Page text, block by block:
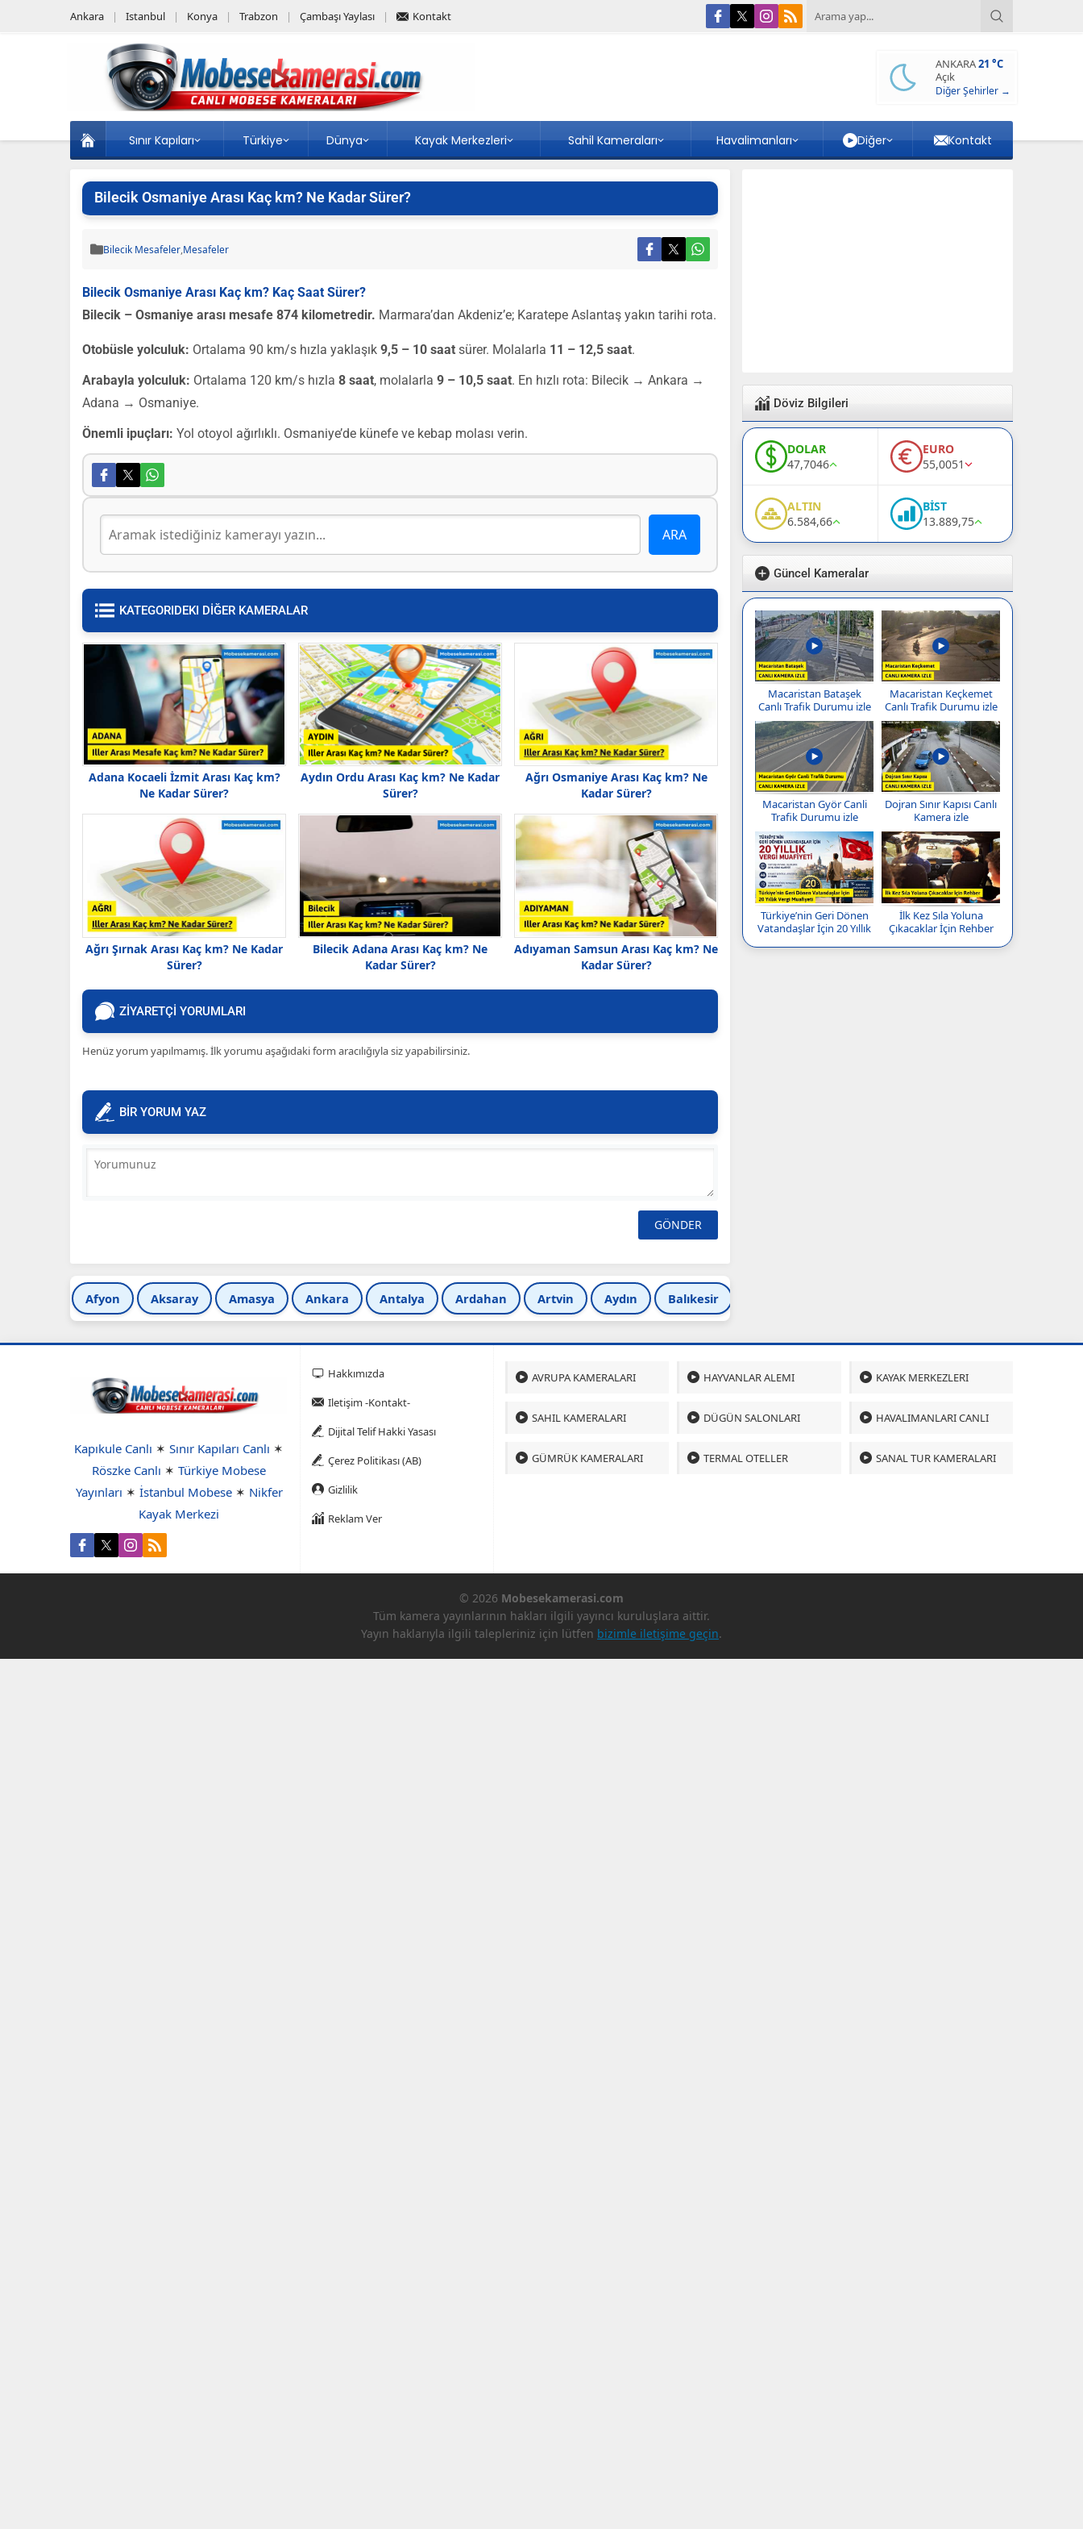
Ankara Istanbul Konya Trabzon Çambaşı Yaylası Kontakt
ANKARA21 °C
Açık
Diğer Şehirler →
Sınır Kapıları Türkiye Dünya Kayak Merkezleri Sahil Kameraları Havalimanları Diğer Kontakt
Bilecik Osmaniye Arası Kaç km? Ne Kadar Sürer?
Bilecik Mesafeler,Mesafeler
Bilecik Osmaniye Arası Kaç km? Kaç Saat Sürer?
Bilecik – Osmaniye arası mesafe 874 kilometredir. Marmara’dan Akdeniz’e; Karatepe Aslantaş yakın tarihi rota.
Otobüsle yolculuk: Ortalama 90 km/s hızla yaklaşık 9,5 – 10 saat sürer. Molalarla 11 – 12,5 saat.
Arabayla yolculuk: Ortalama 120 km/s hızla 8 saat, molalarla 9 – 10,5 saat. En hızlı rota: Bilecik → Ankara →
Adana → Osmaniye.
Önemli ipuçları: Yol otoyol ağırlıklı. Osmaniye’de künefe ve kebap molası verin.
KATEGORIDEKI DİĞER KAMERALAR
Adana Kocaeli İzmit Arası Kaç km?
Ne Kadar Sürer?
Aydın Ordu Arası Kaç km? Ne Kadar
Sürer?
Ağrı Osmaniye Arası Kaç km? Ne
Kadar Sürer?
Ağrı Şırnak Arası Kaç km? Ne Kadar
Sürer?
Bilecik Adana Arası Kaç km? Ne
Kadar Sürer?
Adıyaman Samsun Arası Kaç km? Ne
Kadar Sürer?
ZİYARETÇİ YORUMLARI
Henüz yorum yapılmamış. İlk yorumu aşağıdaki form aracılığıyla siz yapabilirsiniz.
BİR YORUM YAZ
Afyon Aksaray Amasya Ankara Antalya Ardahan Artvin Aydın Balıkesir
Döviz Bilgileri
DOLAR
47,7046
EURO
55,0051
ALTIN
6.584,66
BİST
13.889,75
Güncel Kameralar
Macaristan Bataşek
Canlı Trafik Durumu izle
Macaristan Keçkemet
Canlı Trafik Durumu izle
Macaristan Györ Canli
Trafik Durumu izle
Dojran Sınır Kapısı Canlı
Kamera izle
Türkiye’nin Geri Dönen
Vatandaşlar İçin 20 Yıllık
İlk Kez Sıla Yoluna
Çıkacaklar İçin Rehber
Kapıkule Canlı ✶ Sınır Kapıları Canlı ✶
Röszke Canlı ✶ Türkiye Mobese
Yayınları ✶ İstanbul Mobese✶ Nikfer
Kayak Merkezi
Hakkımızda
Iletişim -Kontakt-
Dijital Telif Hakki Yasası
Çerez Politikası (AB)
Gizlilik
Reklam Ver
AVRUPA KAMERALARI HAYVANLAR ALEMI KAYAK MERKEZLERI
SAHIL KAMERALARI DÜGÜN SALONLARI HAVALIMANLARI CANLI
GÜMRÜK KAMERALARI TERMAL OTELLER SANAL TUR KAMERALARI
© 2026 Mobesekamerasi.com
Tüm kamera yayınlarının hakları ilgili yayıncı kuruluşlara aittir.
Yayın haklarıyla ilgili talepleriniz için lütfen bizimle iletişime geçin.